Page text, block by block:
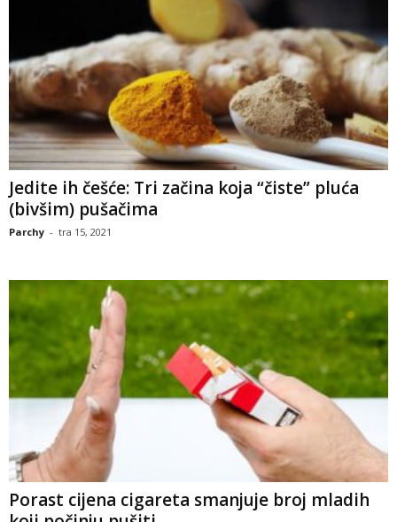
Jedite ih češće: Tri začina koja “čiste” pluća
(bivšim) pušačima
Parchy - tra 15, 2021
Porast cijena cigareta smanjuje broj mladih